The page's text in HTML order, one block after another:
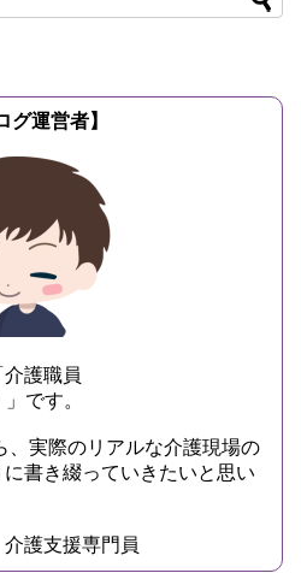
グ運営者】
護職員
」です。
、実際のリアルな介護現場の
書き綴っていきたいと思い
護支援専門員